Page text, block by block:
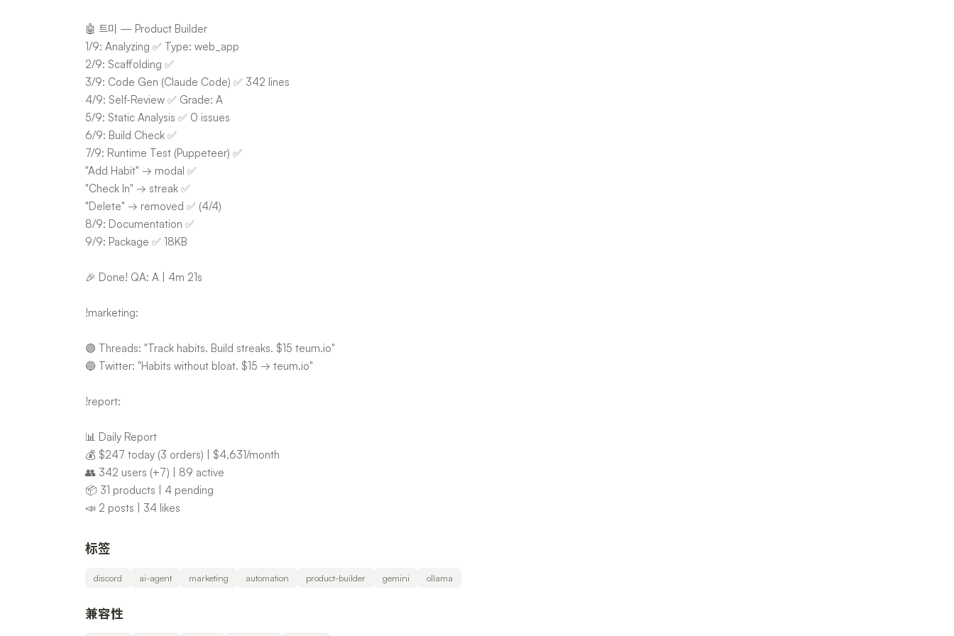
🤖 트미 — Product Builder
1/9: Analyzing ✅ Type: web_app
2/9: Scaffolding ✅
3/9: Code Gen (Claude Code) ✅ 342 lines
4/9: Self-Review ✅ Grade: A
5/9: Static Analysis ✅ 0 issues
6/9: Build Check ✅
7/9: Runtime Test (Puppeteer) ✅
"Add Habit" → modal ✅
"Check In" → streak ✅
"Delete" → removed ✅ (4/4)
8/9: Documentation ✅
9/9: Package ✅ 18KB
🎉 Done! QA: A | 4m 21s
!marketing:
🟣 Threads: "Track habits. Build streaks. $15 teum.io"
🔵 Twitter: "Habits without bloat. $15 → teum.io"
!report:
📊 Daily Report
💰 $247 today (3 orders) | $4,631/month
👥 342 users (+7) | 89 active
📦 31 products | 4 pending
📣 2 posts | 34 likes
标签
discord ai-agent marketing automation product-builder gemini ollama
兼容性